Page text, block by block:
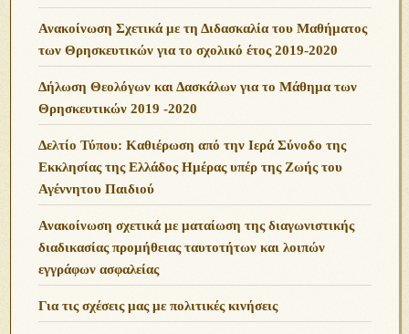
Ανακοίνωση Σχετικά με τη Διδασκαλία του Μαθήματος
των Θρησκευτικών για το σχολικό έτος 2019-2020
Δήλωση Θεολόγων και Δασκάλων για το Μάθημα των
Θρησκευτικών 2019 -2020
Δελτίο Τύπου: Καθιέρωση από την Ιερά Σύνοδο της
Εκκλησίας της Ελλάδος Ημέρας υπέρ της Ζωής του
Αγέννητου Παιδιού
Ανακοίνωση σχετικά με ματαίωση της διαγωνιστικής
διαδικασίας προμήθειας ταυτοτήτων και λοιπών
εγγράφων ασφαλείας
Για τις σχέσεις μας με πολιτικές κινήσεις